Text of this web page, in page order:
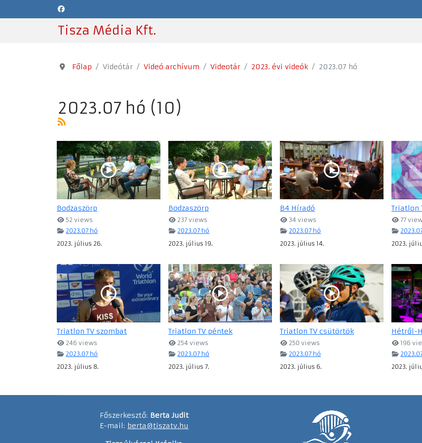
Tisza Média Kft.
Főlap Videótár Videó archívum Videotár 2023. évi videók 2023.07 hó
2023.07 hó (10)
Bodzaszörp
52 views
2023.07 hó
2023. július 26.
Bodzaszörp
237 views
2023.07 hó
2023. július 19.
B4 Híradó
34 views
2023.07 hó
2023. július 14.
Triatlon
77
2023.
Triatlon TV szombat
246 views
2023.07 hó
2023. július 8.
Triatlon TV péntek
254 views
2023.07 hó
2023. július 7.
Triatlon TV csütörtök
250 views
2023.07 hó
2023. július 6.
Hétről-
196
2023.
Főszerkesztő: Berta Judit
E-mail: berta@tiszatv.hu